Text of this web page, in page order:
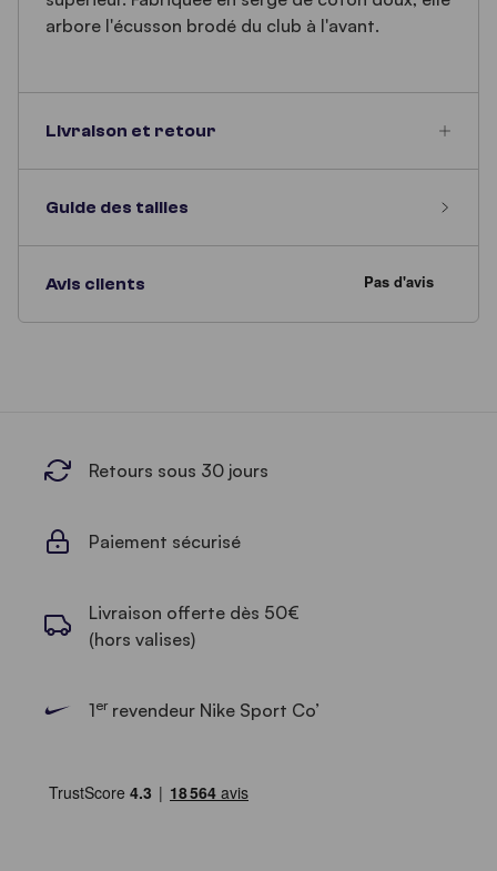
arbore l'écusson brodé du club à l'avant.
Livraison et retour
Guide des tailles
Avis clients
Retours sous 30 jours
Paiement sécurisé
Livraison offerte dès 50€
(hors valises)
1errevendeur Nike Sport Co’